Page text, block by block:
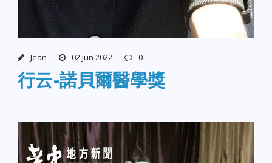
Jean 02 Jun 2022 0
行云-諾貝爾醫學獎